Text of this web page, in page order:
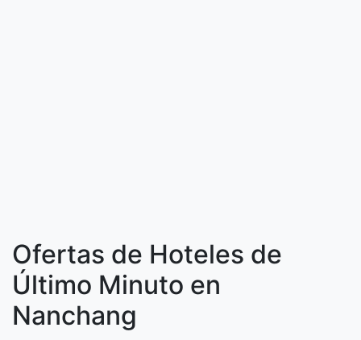
Ofertas de Hoteles de
Último Minuto en
Nanchang